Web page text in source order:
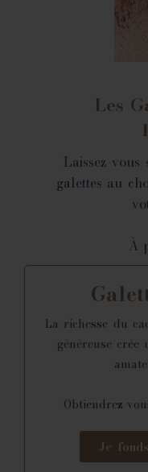
Les
Laissez-
galettes au
À
La richesse du
généreuse
Obtiendrez-
Je